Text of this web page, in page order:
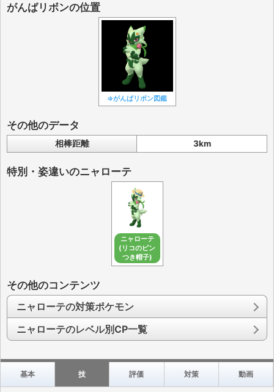
がんばリボンの位置
⇒がんばリボン図鑑
その他のデータ
相棒距離 3km
特別・姿違いのニャローテ
ニャローテ
(リコのピン
つき帽子)
その他のコンテンツ
ニャローテの対策ポケモン
ニャローテのレベル別CP一覧
基本 技 評価 対策 動画